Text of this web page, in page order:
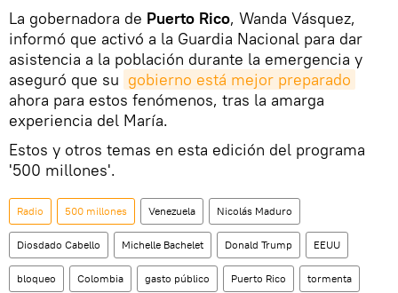
La gobernadora de Puerto Rico, Wanda Vásquez,
informó que activó a la Guardia Nacional para dar
asistencia a la población durante la emergencia y
aseguró que su gobierno está mejor preparado
ahora para estos fenómenos, tras la amarga
experiencia del María.
Estos y otros temas en esta edición del programa
'500 millones'.
Radio 500 millones Venezuela Nicolás Maduro
Diosdado Cabello Michelle Bachelet Donald Trump EEUU
bloqueo Colombia gasto público Puerto Rico tormenta